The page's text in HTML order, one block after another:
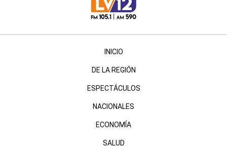
INICIO
DE LA REGIÓN
ESPECTÁCULOS
NACIONALES
ECONOMÍA
SALUD